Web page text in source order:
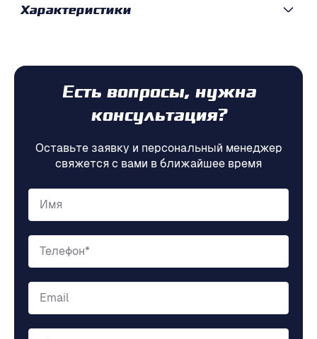
Характеристики
Есть вопросы, нужна
консультация?
Оставьте заявку и персональный менеджер
свяжется с вами в ближайшее время
Имя
Телефон*
Email